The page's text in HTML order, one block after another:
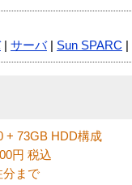
| サーバ| Sun SPARC
+ 73GB HDD構成
円 税込
分まで